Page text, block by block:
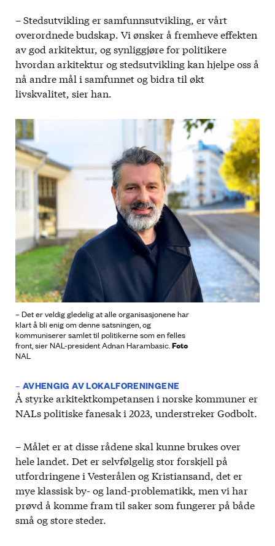
– Stedsutvikling er samfunnsutvikling, er vårt
overordnede budskap. Vi ønsker å fremheve effekten
av god arkitektur, og synliggjøre for politikere
hvordan arkitektur og stedsutvikling kan hjelpe oss å
nå andre mål i samfunnet og bidra til økt
livskvalitet, sier han.
– Det er veldig gledelig at alle organisasjonene har
klart å bli enig om denne satsningen, og
kommuniserer samlet til politikerne som en felles
front, sier NAL-president Adnan Harambasic. Foto
NAL
– AVHENGIG AV LOKALFORENINGENE
Å styrke arkitektkompetansen i norske kommuner er
NALs politiske fanesak i 2023, understreker Godbolt.
– Målet er at disse rådene skal kunne brukes over
hele landet. Det er selvfølgelig stor forskjell på
utfordringene i Vesterålen og Kristiansand, det er
mye klassisk by- og land-problematikk, men vi har
prøvd å komme fram til saker som fungerer på både
små og store steder.